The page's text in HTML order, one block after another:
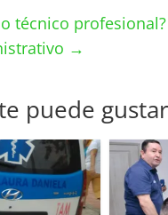
técnico
→
puede gustar